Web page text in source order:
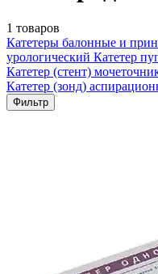
1 товаров
Катетеры балонные и
урологический Катетер
Катетер (стент)
Катетер (зонд)
Фильтр